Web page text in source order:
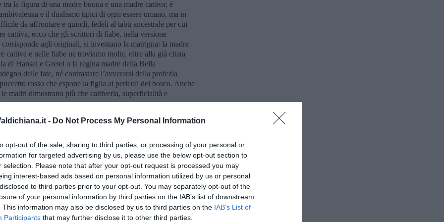
- Do Not Process My Personal Information
opt-out of the sale, sharing to third parties, or processing of your personal or
for targeted advertising by us, please use the below opt-out section to
selection. Please note that after your opt-out request is processed you may
interest-based ads based on personal information utilized by us or personal
to third parties prior to your opt-out. You may separately opt-out of the
of your personal information by third parties on the IAB’s list of downstream
This information may also be disclosed by us to third parties on the IAB’s List of
Participants that may further disclose it to other third parties.
tra la figura di una madre buona e una madre cattiva; è
e il dualismo tipici di ogni essere umano, ma in
da affrontare e quindi, fedeli al tabù ancestrale per cui
cattiva, ecco che gli scrittori di fiabe, nella versione
agli originali, si inventano la matrigna: la madre
cattiva e nelle fiabe ne troviamo molte, oltre alla già citata
di Hansel e Gretel o la regina madre della Bella
delle fate, né contrastare l’avverarsi della profezia
rosso che espone la figlia ai pericoli del bosco. Anche
madri dimostrano più che cattiveria, superficialità e
miti delle tragedie greche, il discorso diventa ancora più
di Agamennone , uccisa da suo figlio Oreste con la complicità
più interessata a circuire il toro che alla sorte della figlia
Colchide, che per vendicarsi di Giasone che l’aveva lasciata
avuto da lui.
L’amore molestodi Elena Ferrante, Amy e Isabelle
di
Il ballo
di Irene Nemirovsky , romanzi che affrontano con
e conflittuali tra madri e figlie, evidenziando rivalità,
rientra a pieno titolo in questo genere narrativo; anche qui